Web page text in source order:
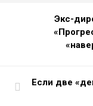
Экс-
Если две